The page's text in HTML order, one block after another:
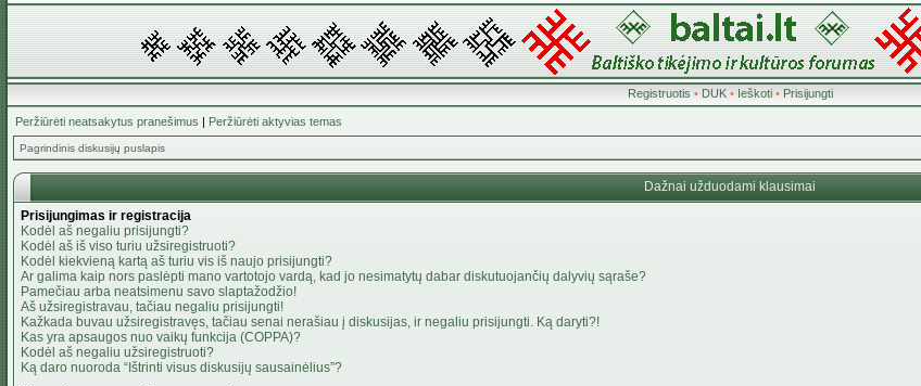
Registruotis • DUK• Ieškoti• Prisijungti
Peržiūrėti neatsakytus pranešimus | Peržiūrėti aktyvias temas
Pagrindinis diskusijų puslapis
Dažnai užduodami klausimai
Prisijungimas ir registracija
Kodėl aš negaliu prisijungti?
Kodėl aš iš viso turiu užsiregistruoti?
Kodėl kiekvieną kartą aš turiu vis iš naujo prisijungti?
Ar galima kaip nors paslėpti mano vartotojo vardą, kad jo nesimatytų dabar diskutuojančių dalyvių sąraše?
Pamečiau arba neatsimenu savo slaptažodžio!
Aš užsiregistravau, tačiau negaliu prisijungti!
Kažkada buvau užsiregistravęs, tačiau senai nerašiau į diskusijas, ir negaliu prisijungti. Ką daryti?!
Kas yra apsaugos nuo vaikų funkcija (COPPA)?
Kodėl aš negaliu užsiregistruoti?
Ką daro nuoroda “Ištrinti visus diskusijų sausainėlius”?